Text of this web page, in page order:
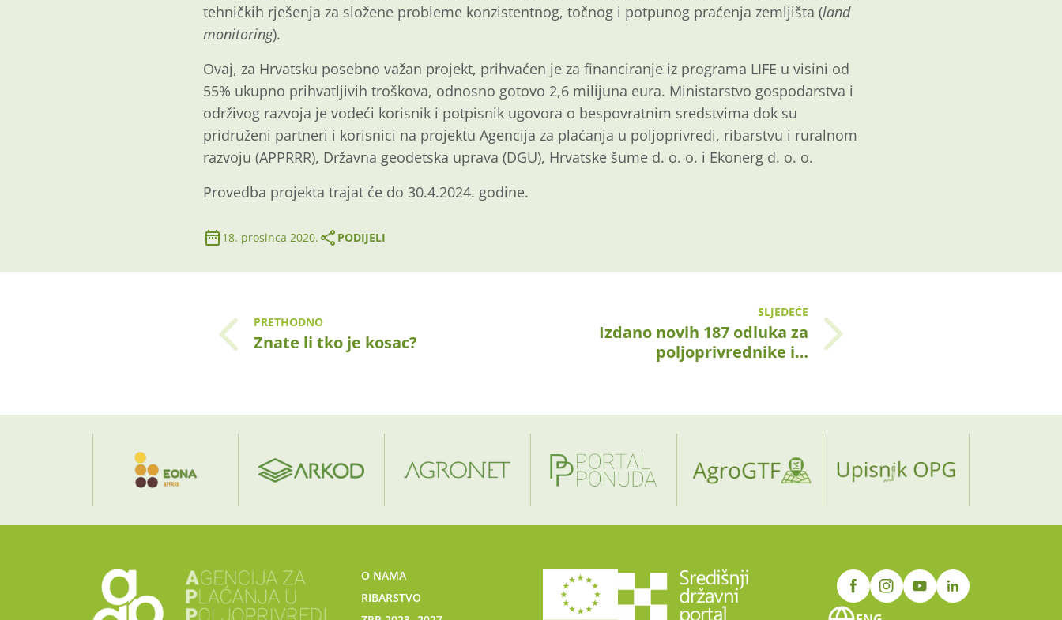
tehničkih rješenja za složene probleme konzistentnog, točnog i potpunog praćenja zemljišta (land
monitoring).
Ovaj, za Hrvatsku posebno važan projekt, prihvaćen je za financiranje iz programa LIFE u visini od
55% ukupno prihvatljivih troškova, odnosno gotovo 2,6 milijuna eura. Ministarstvo gospodarstva i
održivog razvoja je vodeći korisnik i potpisnik ugovora o bespovratnim sredstvima dok su
pridruženi partneri i korisnici na projektu Agencija za plaćanja u poljoprivredi, ribarstvu i ruralnom
razvoju (APPRRR), Državna geodetska uprava (DGU), Hrvatske šume d. o. o. i Ekonerg d. o. o.
Provedba projekta trajat će do 30.4.2024. godine.
18. prosinca 2020. PODIJELI
PRETHODNO
Znate li tko je kosac?
SLJEDEĆE
Izdano novih 187 odluka za
poljoprivrednike i…
O NAMA
RIBARSTVO